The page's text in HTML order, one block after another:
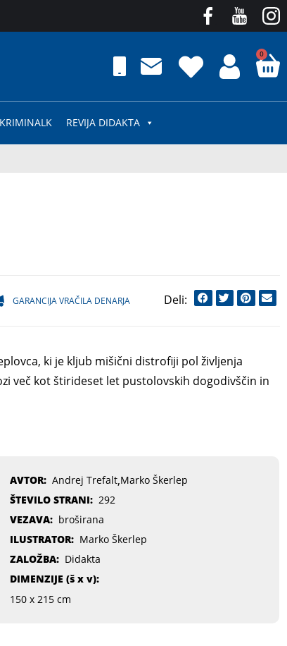
0
REVIJA DIDAKTA
GARANCIJA VRAČILA DENARJA
ki je kljub mišični distrofiji pol življenja
več kot štirideset let pustolovskih dogodivščin in
AVTOR: Andrej Trefalt,Marko Škerlep
ŠTEVILO STRANI: 292
VEZAVA: broširana
ILUSTRATOR: Marko Škerlep
ZALOŽBA: Didakta
DIMENZIJE (š x v):
150 x 215 cm